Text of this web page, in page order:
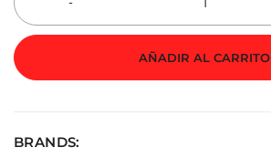
AÑADIR AL CARRITO
BRANDS: